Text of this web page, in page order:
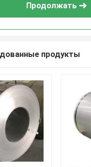
Продолжать
продукты